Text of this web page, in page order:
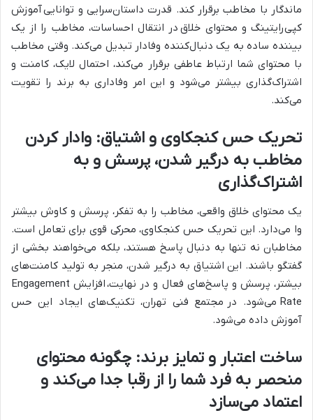
ماندگار با مخاطب برقرار کند. قدرت داستان‌سرایی و تواناییآموزش
کپی‌رایتینگ و محتوای خلاق در انتقال احساسات، مخاطب را از یک
بیننده ساده به یک دنبال‌کننده وفادار تبدیل می‌کند. وقتی مخاطب
با محتوای شما ارتباط عاطفی برقرار می‌کند، احتمال لایک، کامنت و
اشتراک‌گذاری بیشتر می‌شود و این امر وفاداری به برند را تقویت
می‌کند.
تحریک حس کنجکاوی و اشتیاق: وادار کردن
مخاطب به درگیر شدن، پرسش و به
اشتراک‌گذاری
یک محتوای خلاق واقعی، مخاطب را به تفکر، پرسش و کاوش بیشتر
وا می‌دارد. این تحریک حس کنجکاوی، محرکی قوی برای تعامل است.
مخاطبان نه تنها به دنبال پاسخ هستند، بلکه می‌خواهند بخشی از
گفتگو باشند. این اشتیاق به درگیر شدن، منجر به تولید کامنت‌های
بیشتر، پرسش و پاسخ‌های فعال و در نهایت،
افزایش Engagement
Rate می‌شود. در مجتمع فنی تهران، تکنیک‌های ایجاد این حس
آموزش داده می‌شود.
ساخت اعتبار و تمایز برند: چگونه محتوای
منحصر به فرد شما را از رقبا جدا می‌کند و
اعتماد می‌سازد